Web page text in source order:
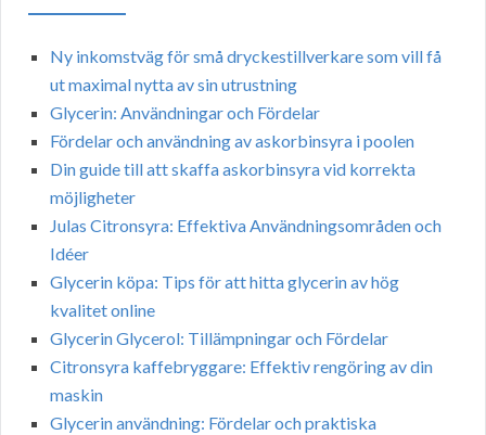
Ny inkomstväg för små dryckestillverkare som vill få
ut maximal nytta av sin utrustning
Glycerin: Användningar och Fördelar
Fördelar och användning av askorbinsyra i poolen
Din guide till att skaffa askorbinsyra vid korrekta
möjligheter
Julas Citronsyra: Effektiva Användningsområden och
Idéer
Glycerin köpa: Tips för att hitta glycerin av hög
kvalitet online
Glycerin Glycerol: Tillämpningar och Fördelar
Citronsyra kaffebryggare: Effektiv rengöring av din
maskin
Glycerin användning: Fördelar och praktiska